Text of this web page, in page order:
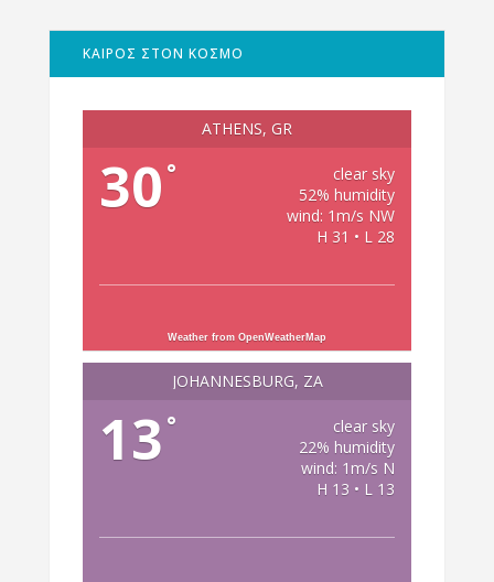
ΚΑΙΡΟΣ ΣΤΟΝ ΚΟΣΜΟ
ATHENS, GR
30 °
clear sky
52% humidity
wind: 1m/s NW
H 31 • L 28
Weather from OpenWeatherMap
JOHANNESBURG, ZA
13 °
clear sky
22% humidity
wind: 1m/s N
H 13 • L 13